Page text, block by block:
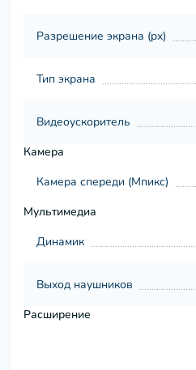
Разрешение экрана (px)
Тип экрана
Видеоускоритель
Камера
Камера спереди (Мпикс)
Мультимедиа
Динамик
Выход наушников
Расширение